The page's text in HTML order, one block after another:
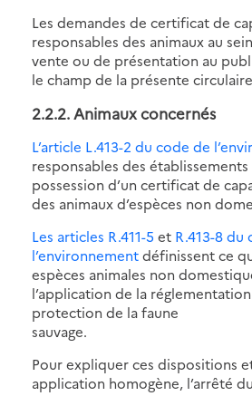
Les demandes de certificat de
responsables des animaux au
vente ou de présentation au
le champ de la présente
2.2.2. Animaux concernés
L’article L.413-2 du code de
responsables des établissements
possession d’un certificat de
des animaux d’espèces non
Les articles R.411-5 et R.413-8 du
l’environnementdéfinissent ce
espèces animales non
l’application de la
protection de la faune
sauvage.
Pour expliquer ces dispositions
application homogène, l’arrêté